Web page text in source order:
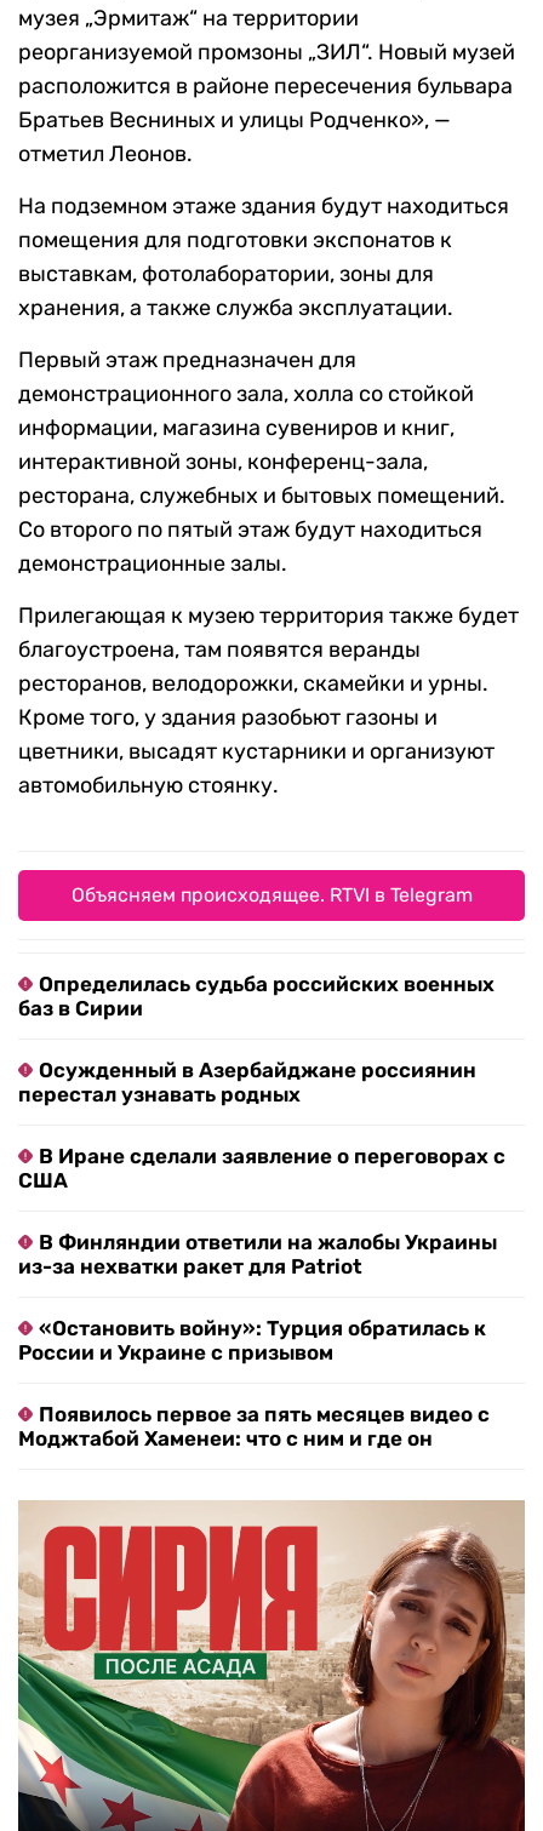
музея „Эрмитаж“ на территории
реорганизуемой промзоны „ЗИЛ“. Новый музей
расположится в районе пересечения бульвара
Братьев Весниных и улицы Родченко», —
отметил Леонов.
На подземном этаже здания будут находиться
помещения для подготовки экспонатов к
выставкам, фотолаборатории, зоны для
хранения, а также служба эксплуатации.
Первый этаж предназначен для
демонстрационного зала, холла со стойкой
информации, магазина сувениров и книг,
интерактивной зоны, конференц-зала,
ресторана, служебных и бытовых помещений.
Со второго по пятый этаж будут находиться
демонстрационные залы.
Прилегающая к музею территория также будет
благоустроена, там появятся веранды
ресторанов, велодорожки, скамейки и урны.
Кроме того, у здания разобьют газоны и
цветники, высадят кустарники и организуют
автомобильную стоянку.
Объясняем происходящее. RTVI в Telegram
Определилась судьба российских военных
баз в Сирии
Осужденный в Азербайджане россиянин
перестал узнавать родных
В Иране сделали заявление о переговорах с
США
В Финляндии ответили на жалобы Украины
из-за нехватки ракет для Patriot
«Остановить войну»: Турция обратилась к
России и Украине с призывом
Появилось первое за пять месяцев видео с
Моджтабой Хаменеи: что с ним и где он